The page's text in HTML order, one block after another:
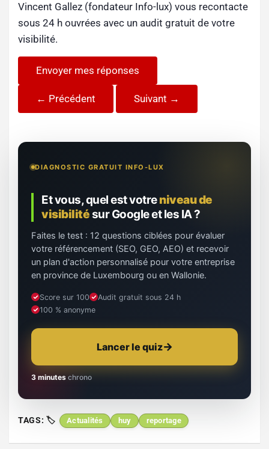
Vincent Gallez (fondateur Info-lux) vous recontacte
sous 24 h ouvrées avec un audit gratuit de votre
visibilité.
Envoyer mes réponses
← Précédent Suivant →
DIAGNOSTIC GRATUIT INFO-LUX
Et vous, quel est votreniveau de
visibilitésur Google et les IA ?
Faites le test : 12 questions ciblées pour évaluer
votre référencement (SEO, GEO, AEO) et recevoir
un plan d'action personnalisé pour votre entreprise
en province de Luxembourg ou en Wallonie.
Score sur 100
Audit gratuit sous 24 h
100 % anonyme
Lancer le quiz
3 minutes chrono
TAGS: Actualités huy reportage